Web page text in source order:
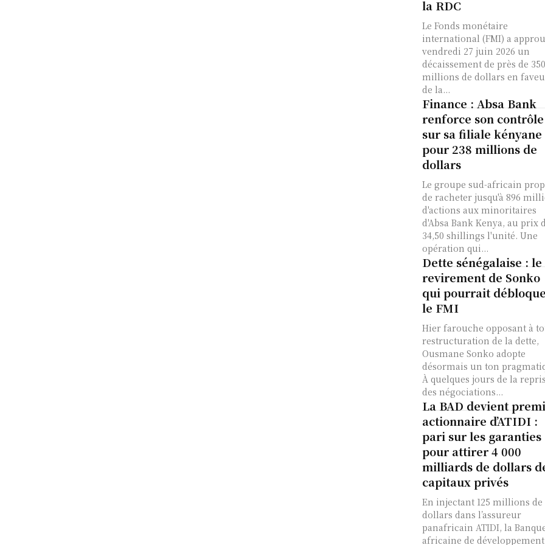
la RDC
Le Fonds monétaire
international (FMI) a
vendredi 27 juin 2026 un
décaissement de près de 350
millions de dollars en
de la...
Finance : Absa Bank
renforce son contrôle
sur sa filiale kényane
pour 238 millions de
dollars
Le groupe sud-africain
de racheter jusqu'à 896
d'actions aux minoritaires
d'Absa Bank Kenya, au prix
34,50 shillings l'unité. Une
opération qui...
Dette sénégalaise : le
revirement de Sonko
qui pourrait
le FMI
Hier farouche opposant à
restructuration de la dette,
Ousmane Sonko adopte
désormais un ton
À quelques jours de la
des négociations...
La BAD devient
actionnaire d’ATIDI :
pari sur les garanties
pour attirer 4 000
milliards de dollars
capitaux privés
En injectant 125 millions de
dollars dans l’assureur
panafricain ATIDI, la
africaine de